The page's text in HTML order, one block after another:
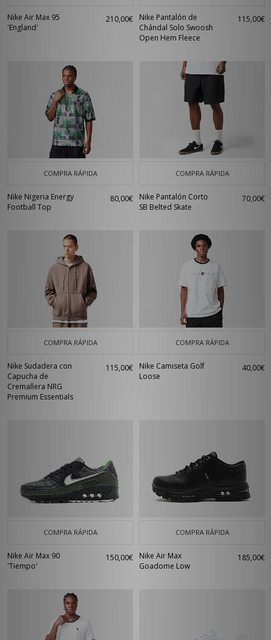
Nike Air Max 95
'England'
210,00€
Nike Pantalón de
Chándal Solo Swoosh
Open Hem Fleece
115,00€
COMPRA RÁPIDA
Nike Nigeria Energy
Football Top
80,00€
COMPRA RÁPIDA
Nike Pantalón Corto
SB Belted Skate
70,00€
COMPRA RÁPIDA
Nike Sudadera con
Capucha de
Cremallera NRG
Premium Essentials
115,00€
COMPRA RÁPIDA
Nike Camiseta Golf
Loose
40,00€
COMPRA RÁPIDA
Nike Air Max 90
'Tiempo'
150,00€
COMPRA RÁPIDA
Nike Air Max
Goadome Low
185,00€